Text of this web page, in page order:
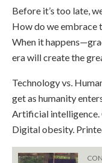
Before it’s too late,
How do we embrace
When it
era will create the
Technology vs.
get as humanity
Artificial intelligence.
Digital obesity.